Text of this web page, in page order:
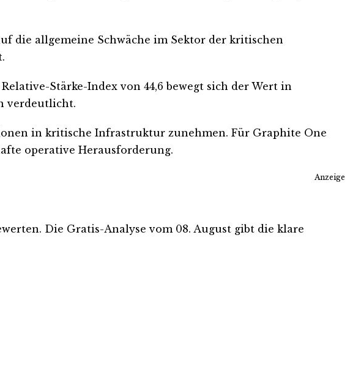
die allgemeine Schwäche im Sektor der kritischen
Stärke-Index von 44,6 bewegt sich der Wert in
verdeutlicht.
in kritische Infrastruktur zunehmen. Für Graphite One
operative Herausforderung.
Anzeige
Die Gratis-Analyse vom 08. August gibt die klare